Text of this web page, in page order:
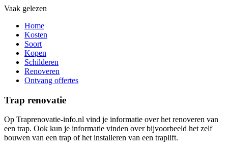
Vaak gelezen
Home
Kosten
Soort
Kopen
Schilderen
Renoveren
Ontvang offertes
Trap renovatie
Op Traprenovatie-info.nl vind je informatie over het renoveren van
een trap. Ook kun je informatie vinden over bijvoorbeeld het zelf
bouwen van een trap of het installeren van een traplift.